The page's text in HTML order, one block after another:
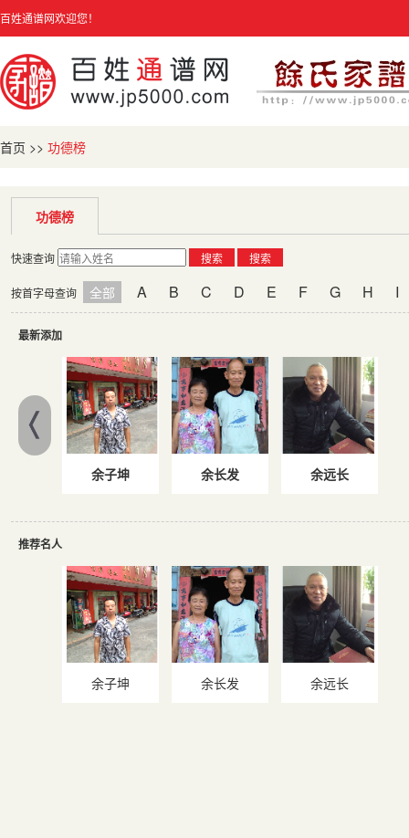
百姓通谱网欢迎您！
首页 >> 功德榜
功德榜
快速查询 搜索 搜索
按首字母查询 全部 A B C D E F G H I
最新添加
余子坤 余长发 余远长
推荐名人
余子坤 余长发 余远长